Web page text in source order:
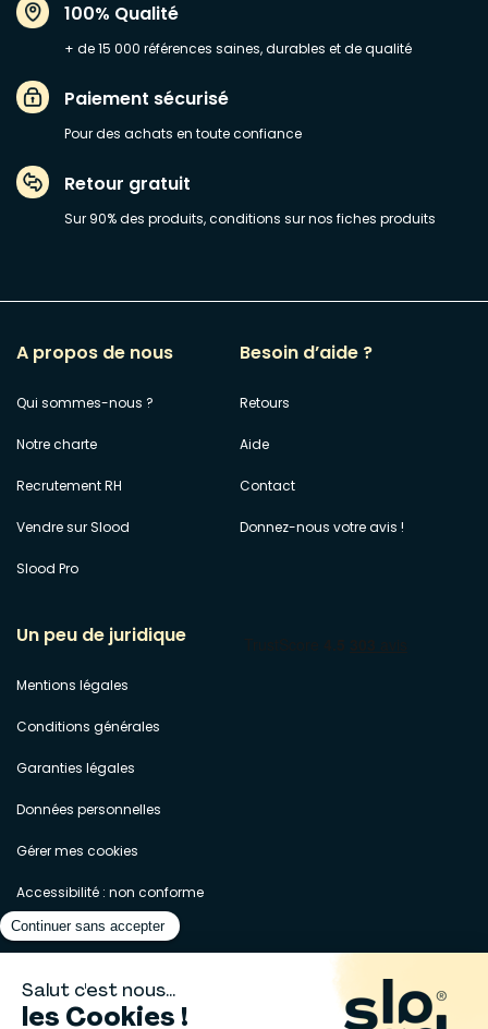
100% Qualité
+ de 15 000 références saines, durables et de qualité
Paiement sécurisé
Pour des achats en toute confiance
Retour gratuit
Sur 90% des produits, conditions sur nos fiches produits
A propos de nous
Qui sommes-nous ?
Notre charte
Recrutement RH
Vendre sur Slood
Slood Pro
Besoin d’aide ?
Retours
Aide
Contact
Donnez-nous votre avis !
Un peu de juridique
Mentions légales
Conditions générales
Garanties légales
Données personnelles
Gérer mes cookies
Accessibilité : non conforme